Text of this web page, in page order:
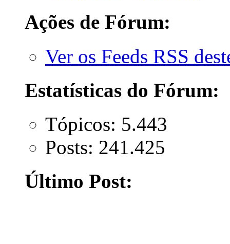
Ações de Fórum:
Ver os Feeds RSS
Estatísticas do Fórum:
Tópicos: 5.443
Posts: 241.425
Último Post: